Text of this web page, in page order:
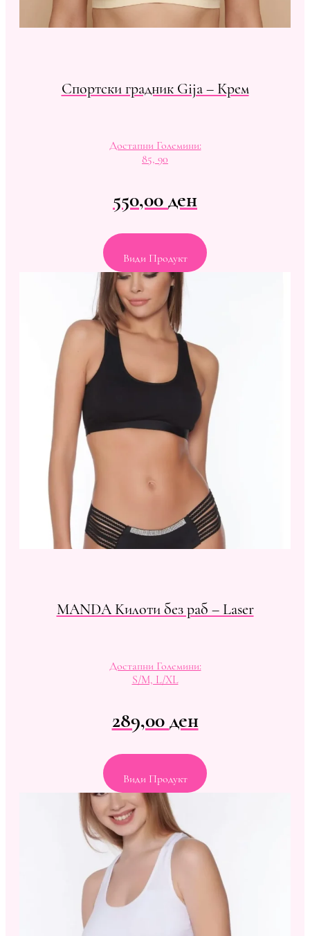
Спортски градник Gija – Крем
Достапни Големини:
85, 90
550,00ден
Види Продукт
MANDA Kилоти без раб – Laser
Достапни Големини:
S/M, L/XL
289,00ден
Види Продукт